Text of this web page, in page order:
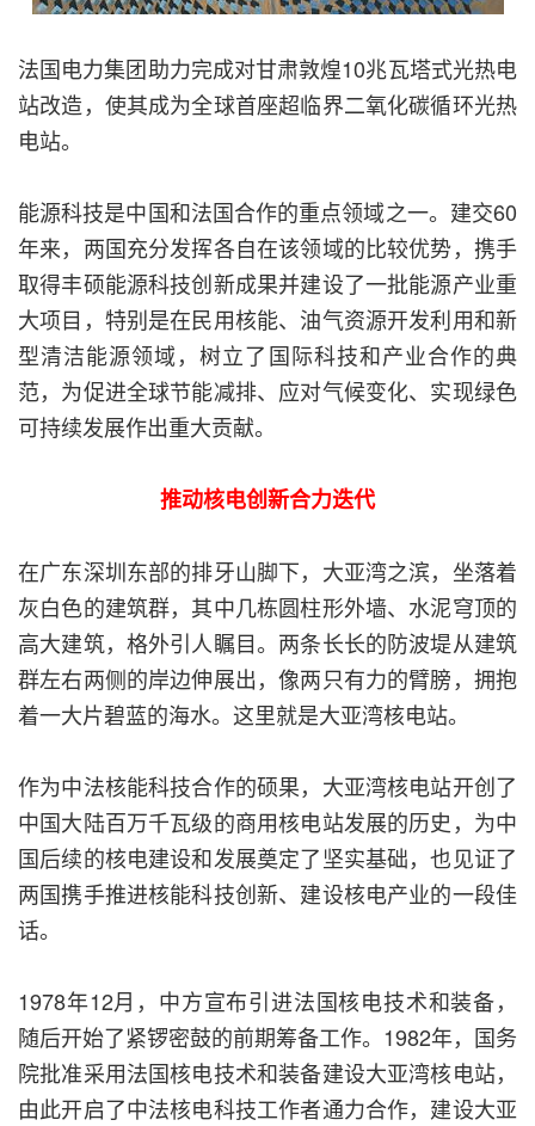
法国电力集团助力完成对甘肃敦煌10兆瓦塔式光热电
站改造，使其成为全球首座超临界二氧化碳循环光热
电站。
能源科技是中国和法国合作的重点领域之一。建交60
年来，两国充分发挥各自在该领域的比较优势，携手
取得丰硕能源科技创新成果并建设了一批能源产业重
大项目，特别是在民用核能、油气资源开发利用和新
型清洁能源领域，树立了国际科技和产业合作的典
范，为促进全球节能减排、应对气候变化、实现绿色
可持续发展作出重大贡献。
推动核电创新合力迭代
在广东深圳东部的排牙山脚下，大亚湾之滨，坐落着
灰白色的建筑群，其中几栋圆柱形外墙、水泥穹顶的
高大建筑，格外引人瞩目。两条长长的防波堤从建筑
群左右两侧的岸边伸展出，像两只有力的臂膀，拥抱
着一大片碧蓝的海水。这里就是大亚湾核电站。
作为中法核能科技合作的硕果，大亚湾核电站开创了
中国大陆百万千瓦级的商用核电站发展的历史，为中
国后续的核电建设和发展奠定了坚实基础，也见证了
两国携手推进核能科技创新、建设核电产业的一段佳
话。
1978年12月，中方宣布引进法国核电技术和装备，
随后开始了紧锣密鼓的前期筹备工作。1982年，国务
院批准采用法国核电技术和装备建设大亚湾核电站，
由此开启了中法核电科技工作者通力合作，建设大亚